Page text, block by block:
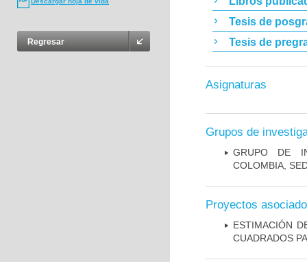
Regresar
Tesis de
Tesis de
Asignaturas
Grupos de
GRUPO DE
COLOMBIA,
Proyectos
ESTIMACIÓN
CUADRADOS